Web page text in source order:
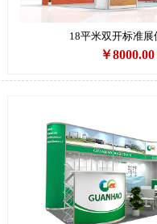
18平米双开标准展
￥8000.00